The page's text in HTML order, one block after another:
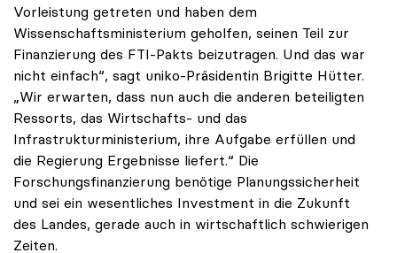
Vorleistung getreten und haben dem
Wissenschaftsministerium geholfen, seinen Teil zur
Finanzierung des FTI-Pakts beizutragen. Und das war
nicht einfach“, sagt uniko-Präsidentin Brigitte Hütter.
„Wir erwarten, dass nun auch die anderen beteiligten
Ressorts, das Wirtschafts- und das
Infrastrukturministerium, ihre Aufgabe erfüllen und
die Regierung Ergebnisse liefert.“ Die
Forschungsfinanzierung benötige Planungssicherheit
und sei ein wesentliches Investment in die Zukunft
des Landes, gerade auch in wirtschaftlich schwierigen
Zeiten.